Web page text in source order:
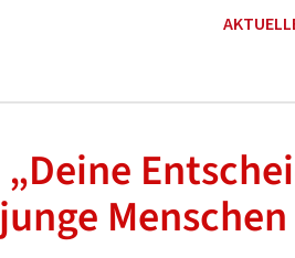
„Deine
junge